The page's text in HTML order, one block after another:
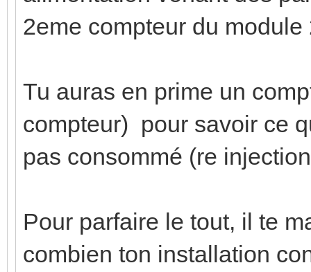
2eme compteur du module
Tu auras en prime un
compteur) pour savoir ce
pas consommé (re
Pour parfaire le tout, il te
combien ton installation